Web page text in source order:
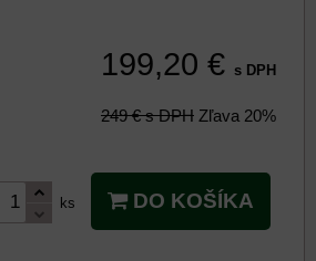
199,20 € s DPH
249 € s DPH Zľava 20%
ks DO KOŠÍKA